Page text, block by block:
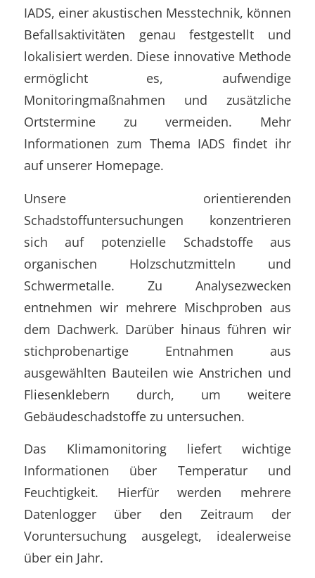
IADS, einer akustischen Messtechnik, können
Befallsaktivitäten genau festgestellt und
lokalisiert werden. Diese innovative Methode
ermöglicht es, aufwendige
Monitoringmaßnahmen und zusätzliche
Ortstermine zu vermeiden. Mehr
Informationen zum Thema IADS findet ihr
auf unserer Homepage.
Unsere orientierenden
Schadstoffuntersuchungen konzentrieren
sich auf potenzielle Schadstoffe aus
organischen Holzschutzmitteln und
Schwermetalle. Zu Analysezwecken
entnehmen wir mehrere Mischproben aus
dem Dachwerk. Darüber hinaus führen wir
stichprobenartige Entnahmen aus
ausgewählten Bauteilen wie Anstrichen und
Fliesenklebern durch, um weitere
Gebäudeschadstoffe zu untersuchen.
Das Klimamonitoring liefert wichtige
Informationen über Temperatur und
Feuchtigkeit. Hierfür werden mehrere
Datenlogger über den Zeitraum der
Voruntersuchung ausgelegt, idealerweise
über ein Jahr.